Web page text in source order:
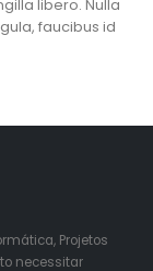
libero. Nulla
faucibus id
Projetos
necessitar